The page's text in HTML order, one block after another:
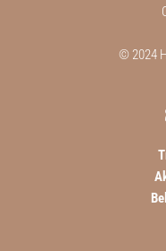
© 2024